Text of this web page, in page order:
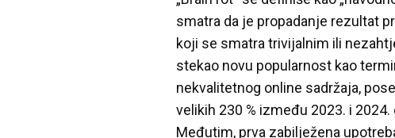
smatra da je propadanje rezultat
koji se smatra trivijalnim ili
stekao novu popularnost kao
nekvalitetnog online sadržaja,
velikih 230 % između 2023. i 2024.
Međutim, prva zabilježena